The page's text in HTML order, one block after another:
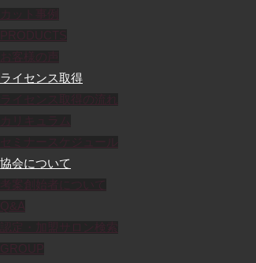
カット事例
PRODUCTS
お客様の声
ライセンス取得
ライセンス取得の流れ
カリキュラム
セミナースケジュール
協会について
考案創始者について
Q&A
認定・加盟サロン検索
GROUP